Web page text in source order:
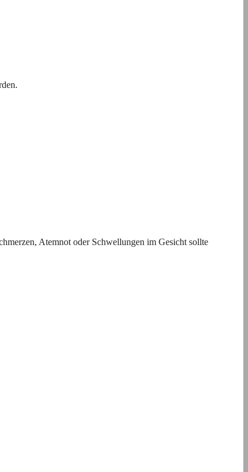
Atemnot oder Schwellungen im Gesicht sollte